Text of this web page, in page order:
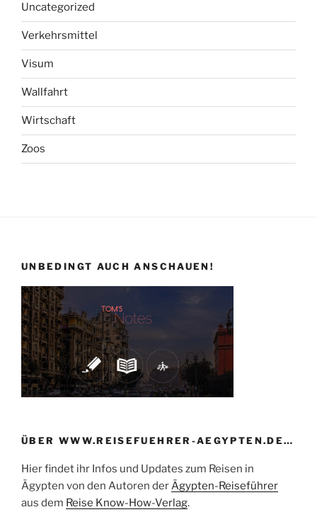
Uncategorized
Verkehrsmittel
Visum
Wallfahrt
Wirtschaft
Zoos
UNBEDINGT AUCH ANSCHAUEN!
ÜBER WWW.REISEFUEHRER-AEGYPTEN.DE…
Hier findet ihr Infos und Updates zum Reisen in
Ägypten von den Autoren derÄgypten-Reiseführer
aus dem Reise Know-How-Verlag.